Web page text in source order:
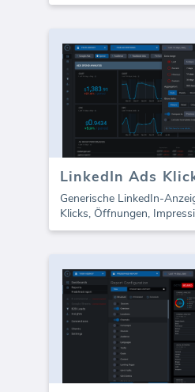
Generische LinkedIn-
Klicks, Öffnungen,